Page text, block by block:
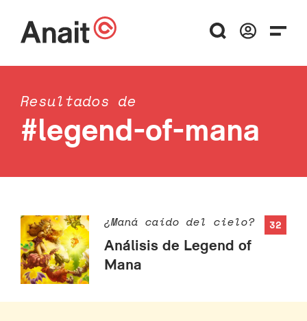
Resultados de
#legend-of-mana
32
¿Maná caído del cielo?
Análisis de Legend of
Mana